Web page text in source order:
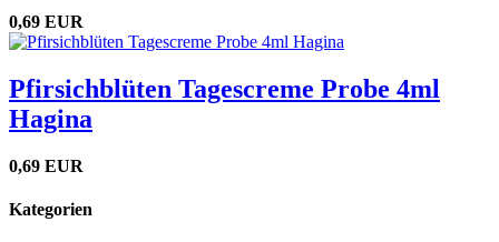
0,69 EUR
Pfirsichblüten Tagescreme Probe 4ml
Hagina
0,69 EUR
Kategorien